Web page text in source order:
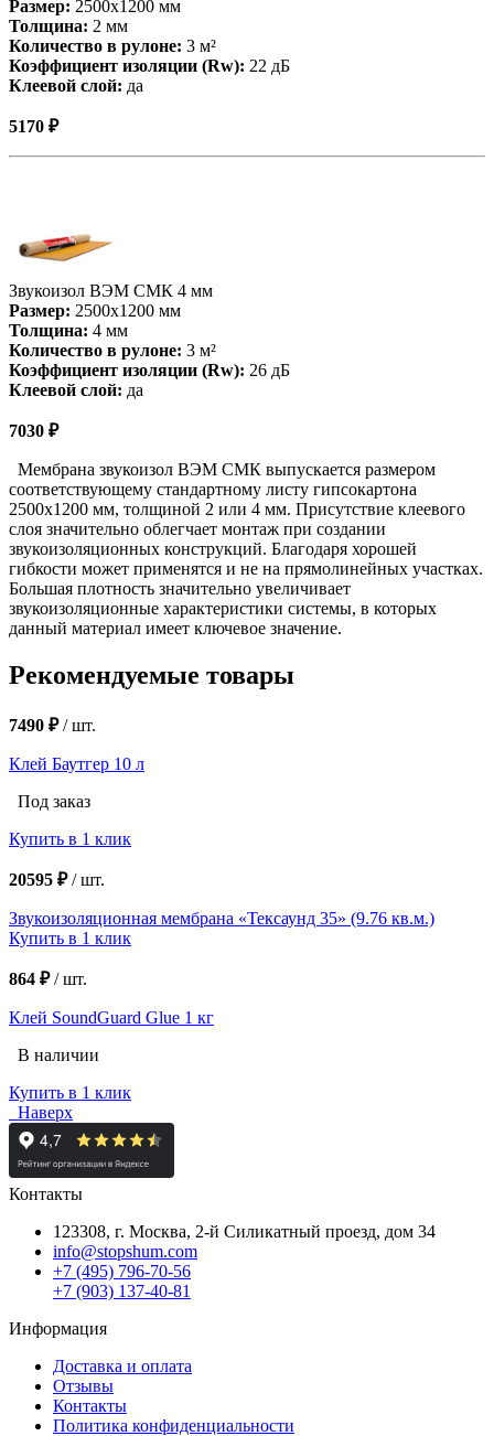
Размер: 2500х1200 мм
Толщина: 2 мм
Количество в рулоне: 3 м²
Коэффициент изоляции (Rw): 22 дБ
Клеевой слой: да
5170 ₽
Звукоизол ВЭМ СМК 4 мм
Размер: 2500х1200 мм
Толщина: 4 мм
Количество в рулоне: 3 м²
Коэффициент изоляции (Rw): 26 дБ
Клеевой слой: да
7030 ₽
Мембрана звукоизол ВЭМ СМК выпускается размером
соответствующему стандартному листу гипсокартона
2500х1200 мм, толщиной 2 или 4 мм. Присутствие клеевого
слоя значительно облегчает монтаж при создании
звукоизоляционных конструкций. Благодаря хорошей
гибкости может применятся и не на прямолинейных участках.
Большая плотность значительно увеличивает
звукоизоляционные характеристики системы, в которых
данный материал имеет ключевое значение.
Рекомендуемые товары
7490 ₽/шт.
Клей Баутгер 10 л
Под заказ
Купить в 1 клик
20595 ₽/шт.
Звукоизоляционная мембрана «Тексаунд 35» (9.76 кв.м.)
Купить в 1 клик
864 ₽/шт.
Клей SoundGuard Glue 1 кг
В наличии
Купить в 1 клик
Наверх
Контакты
123308, г. Москва, 2-й Силикатный проезд, дом 34
info@stopshum.com
+7 (495) 796-70-56
+7 (903) 137-40-81
Информация
Доставка и оплата
Отзывы
Контакты
Политика конфиденциальности